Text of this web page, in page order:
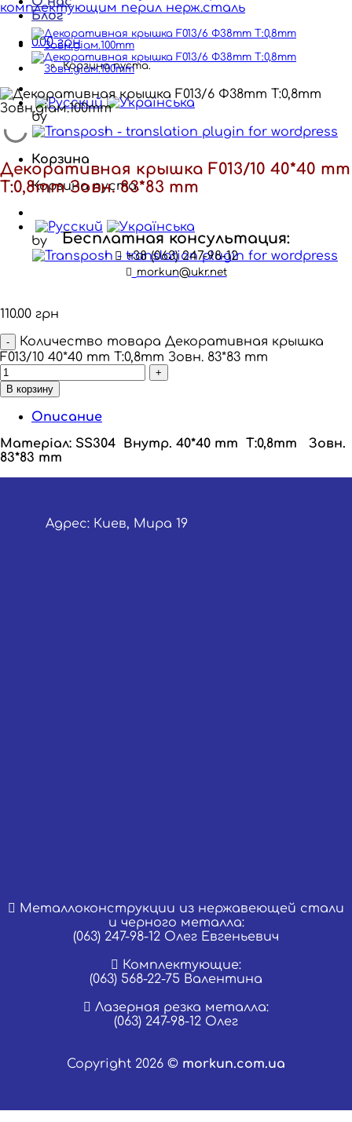
Блог
0.00грн
Корзина пуста.
by
Корзина
Корзина пуста.
by
комплектующим перил нерж.сталь
Декоративная крышка F013/10 40*40 mm
Т:0,8mm Зовн. 83*83 mm
Бесплатная консультация:
+38 (063) 247-98-12
morkun@ukr.net
110.00 грн
Количество товара Декоративная крышка
F013/10 40*40 mm Т:0,8mm Зовн. 83*83 mm
В корзину
Описание
Матеріал: SS304 Внутр. 40*40 mm Т:0,8mm Зовн.
83*83 mm
Адрес: Киев, Мира 19
Металлоконструкции из нержавеющей стали
и черного металла:
(063) 247-98-12 Олег Евгеньевич
Комплектующие:
(063) 568-22-75 Валентина
Лазерная резка металла:
(063) 247-98-12 Олег
Copyright 2026 © morkun.com.ua